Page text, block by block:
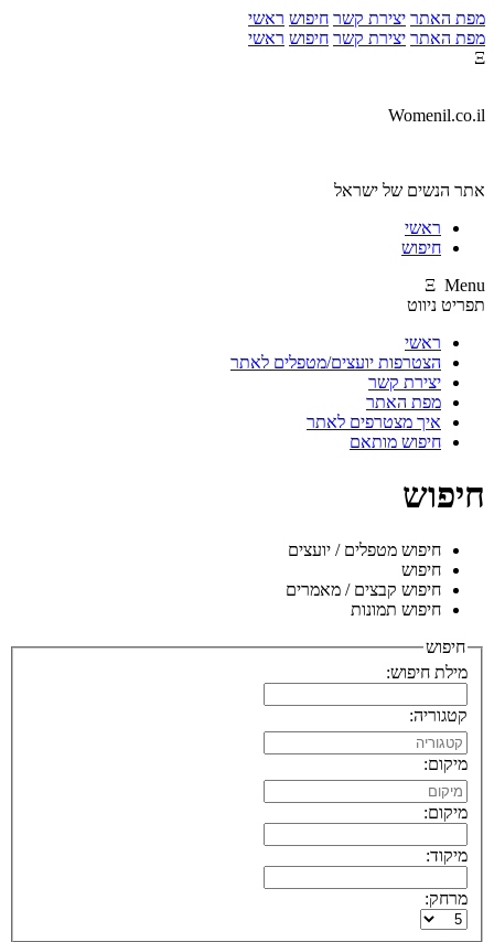
מפת האתר יצירת קשר חיפוש ראשי
מפת האתר יצירת קשר חיפוש ראשי
Ξ
Womenil.co.il
אתר הנשים של ישראל
ראשי
חיפוש
Ξ Menu
תפריט ניווט
ראשי
הצטרפות יועצים/מטפלים לאתר
יצירת קשר
מפת האתר
איך מצטרפים לאתר
חיפוש מותאם
חיפוש
חיפוש מטפלים / יועצים
חיפוש
חיפוש קבצים / מאמרים
חיפוש תמונות
חיפוש
מילת חיפוש:
קטגוריה:
מיקום:
מיקום:
מיקוד:
מרחק: